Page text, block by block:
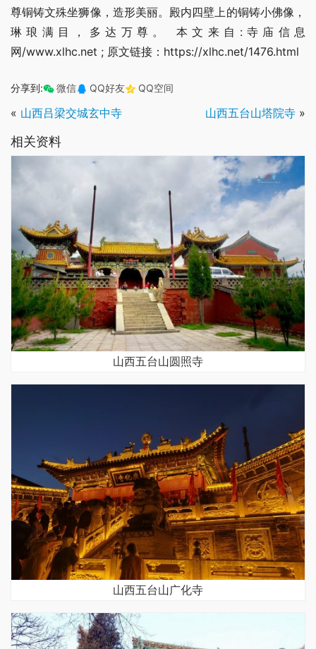
尊铜铸文殊坐狮像，造形美丽。殿内四壁上的铜铸小佛像，
琳琅满目，多达万尊。 本文来自:寺庙信息
网/www.xlhc.net ; 原文链接：https://xlhc.net/1476.html
分享到: 微信 QQ好友 QQ空间
« 山西吕梁交城玄中寺 山西五台山塔院寺 »
相关资料
山西五台山圆照寺
山西五台山广化寺